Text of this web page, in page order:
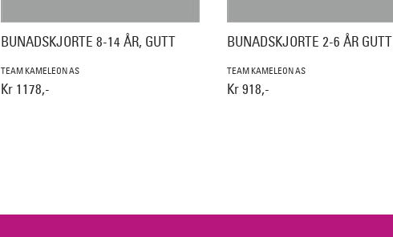
BUNADSKJORTE 8-14 ÅR, GUTT
TEAM KAMELEON AS
Kr 1178,-
BUNADSKJORTE 2-6 ÅR GUTT
TEAM KAMELEON AS
Kr 918,-